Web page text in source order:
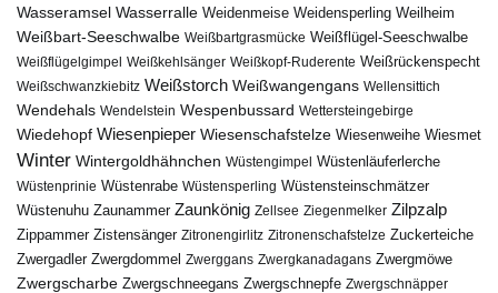
Wasseramsel Wasserralle Weidenmeise Weidensperling Weilheim
Weißbart-Seeschwalbe Weißbartgrasmücke Weißflügel-Seeschwalbe
Weißflügelgimpel Weißkehlsänger Weißkopf-Ruderente Weißrückenspecht
Weißschwanzkiebitz Weißstorch Weißwangengans Wellensittich
Wendehals Wendelstein Wespenbussard Wettersteingebirge
Wiedehopf Wiesenpieper Wiesenschafstelze Wiesenweihe Wiesmet
Winter Wintergoldhähnchen Wüstengimpel Wüstenläuferlerche
Wüstenprinie Wüstenrabe Wüstensperling Wüstensteinschmätzer
Wüstenuhu Zaunammer Zaunkönig Zellsee Ziegenmelker Zilpzalp
Zippammer Zistensänger Zitronengirlitz Zitronenschafstelze Zuckerteiche
Zwergadler Zwergdommel Zwerggans Zwergkanadagans Zwergmöwe
Zwergscharbe Zwergschneegans Zwergschnepfe Zwergschnäpper